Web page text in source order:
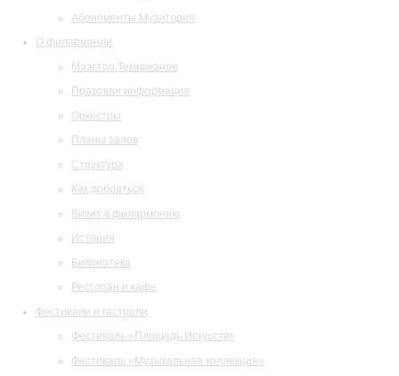
Абонементы Музитория
О филармонии
Маэстро Темирканов
Правовая информация
Оркестры
Планы залов
Структура
Как добраться
Визит в филармонию
История
Библиотека
Ресторан и кафе
Фестивали и гастроли
Фестиваль «Площадь Искусств»
Фестиваль «Музыкальная коллекция»